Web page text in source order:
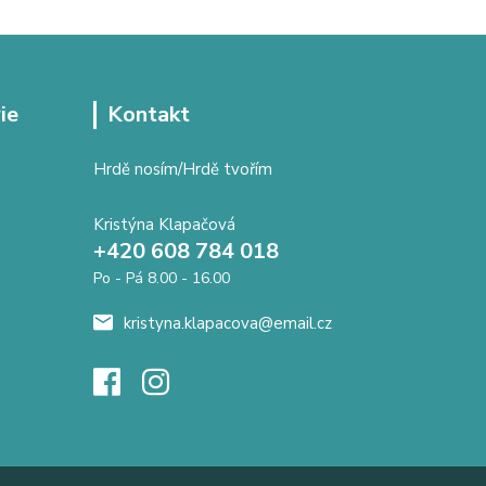
Kontakt
Hrdě nosím/Hrdě tvořím
Kristýna Klapačová
+420 608 784 018
Po - Pá 8.00 - 16.00
kristyna.klapacova@email.cz